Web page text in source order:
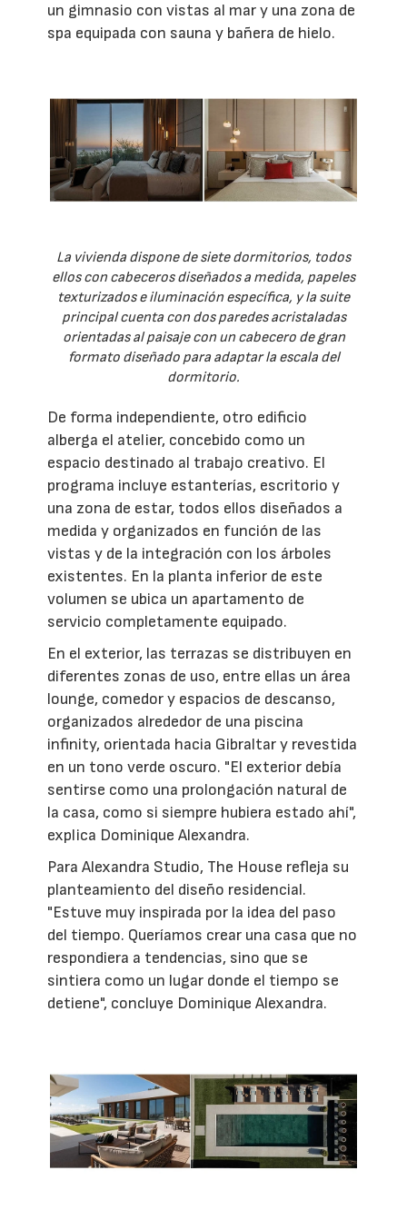
un gimnasio con vistas al mar y una zona de
spa equipada con sauna y bañera de hielo.
La vivienda dispone de siete dormitorios, todos
ellos con cabeceros diseñados a medida, papeles
texturizados e iluminación específica, y la suite
principal cuenta con dos paredes acristaladas
orientadas al paisaje con un cabecero de gran
formato diseñado para adaptar la escala del
dormitorio.
De forma independiente, otro edificio
alberga el atelier, concebido como un
espacio destinado al trabajo creativo. El
programa incluye estanterías, escritorio y
una zona de estar, todos ellos diseñados a
medida y organizados en función de las
vistas y de la integración con los árboles
existentes. En la planta inferior de este
volumen se ubica un apartamento de
servicio completamente equipado.
En el exterior, las terrazas se distribuyen en
diferentes zonas de uso, entre ellas un área
lounge, comedor y espacios de descanso,
organizados alrededor de una piscina
infinity, orientada hacia Gibraltar y revestida
en un tono verde oscuro. "El exterior debía
sentirse como una prolongación natural de
la casa, como si siempre hubiera estado ahí",
explica Dominique Alexandra.
Para Alexandra Studio, The House refleja su
planteamiento del diseño residencial.
"Estuve muy inspirada por la idea del paso
del tiempo. Queríamos crear una casa que no
respondiera a tendencias, sino que se
sintiera como un lugar donde el tiempo se
detiene", concluye Dominique Alexandra.